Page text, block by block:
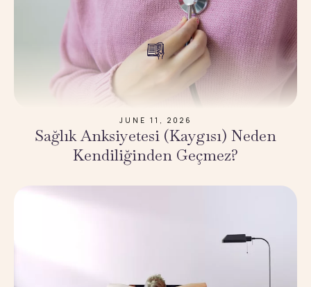
JUNE 11, 2026
Sağlık Anksiyetesi (Kaygısı) Neden
Kendiliğinden Geçmez?